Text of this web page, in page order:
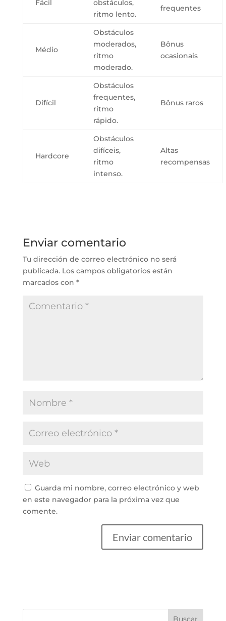
Fácil
obstáculos,
ritmo lento.
frequentes
Médio
Obstáculos
moderados,
ritmo
moderado.
Bônus
ocasionais
Difícil
Obstáculos
frequentes,
ritmo
rápido.
Bônus raros
Hardcore
Obstáculos
difíceis,
ritmo
intenso.
Altas
recompensas
Enviar comentario
Tu dirección de correo electrónico no será
publicada. Los campos obligatorios están
marcados con *
Guarda mi nombre, correo electrónico y web
en este navegador para la próxima vez que
comente.